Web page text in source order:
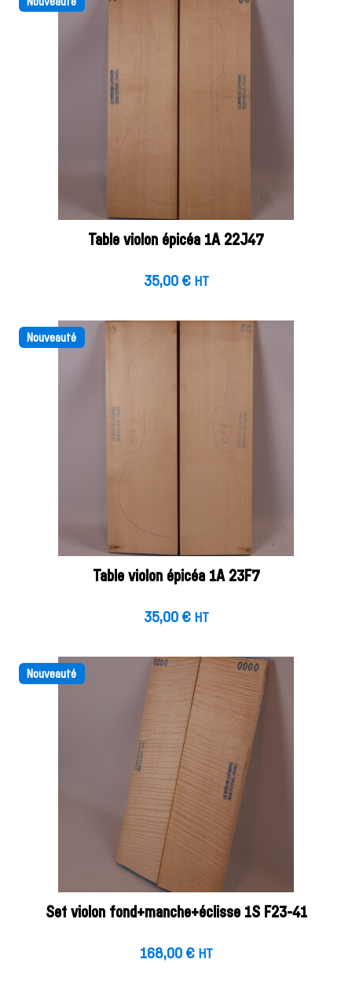
Table violon épicéa 1A 22J47
35,00 € HT
Nouveauté
Table violon épicéa 1A 23F7
35,00 € HT
Nouveauté
Set violon fond+manche+éclisse 1S F23-41
168,00 € HT